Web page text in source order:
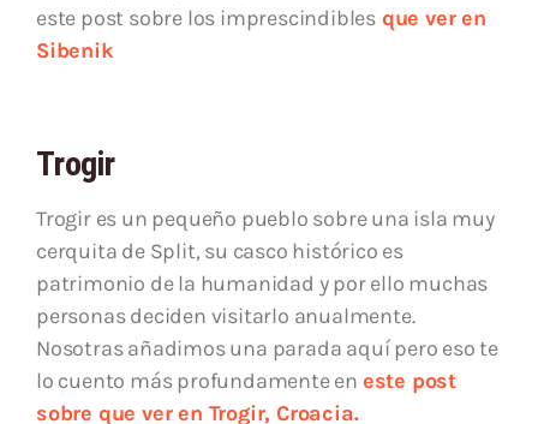
este post sobre los imprescindibles que ver en
Sibenik
Trogir
Trogir es un pequeño pueblo sobre una isla muy
cerquita de Split, su casco histórico es
patrimonio de la humanidad y por ello muchas
personas deciden visitarlo anualmente.
Nosotras añadimos una parada aquí pero eso te
lo cuento más profundamente en este post
sobre que ver en Trogir, Croacia.